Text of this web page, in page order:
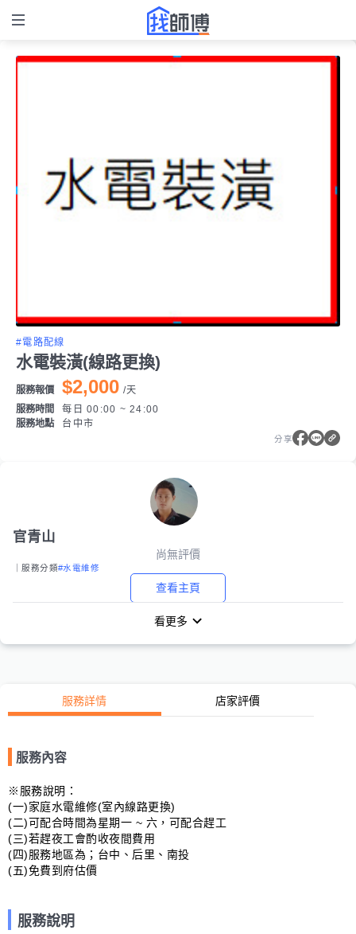
#電路配線
水電裝潢(線路更換)
服務報價 $2,000 /天
服務時間
每日 00:00 ~ 24:00
服務地點
台中市
分享
官青山
尚無評價
｜服務分類#水電維修
查看主頁
看更多
服務詳情 店家評價
服務內容
※服務說明：
(一)家庭水電維修(室內線路更換)
(二)可配合時間為星期一 ~ 六，可配合趕工
(三)若趕夜工會酌收夜間費用
(四)服務地區為；台中、后里、南投
(五)免費到府估價
服務說明